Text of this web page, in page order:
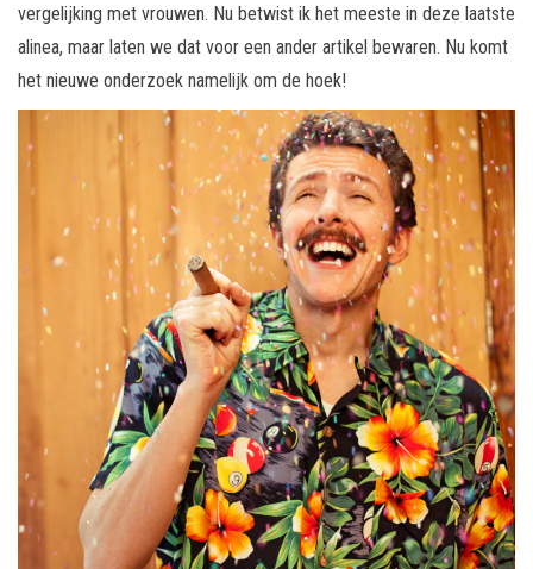
vergelijking met vrouwen. Nu betwist ik het meeste in deze laatste
alinea, maar laten we dat voor een ander artikel bewaren. Nu komt
het nieuwe onderzoek namelijk om de hoek!